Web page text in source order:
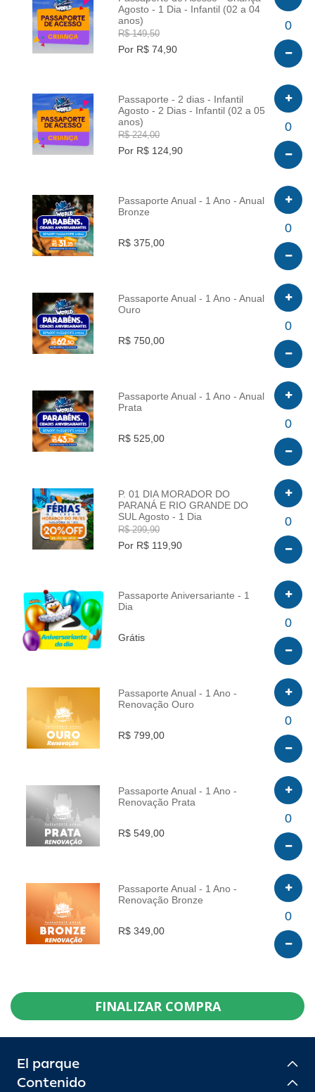
INFO
Agosto - 1 Dia - Infantil (02 a 04
anos)
R$ 149,50
Por R$ 74,90
0
INFO
Passaporte - 2 dias - Infantil
Agosto - 2 Dias - Infantil (02 a 05
anos)
R$ 224,00
Por R$ 124,90
0
INFO
Passaporte Anual - 1 Ano - Anual
Bronze
R$ 375,00
0
INFO
Passaporte Anual - 1 Ano - Anual
Ouro
R$ 750,00
0
INFO
Passaporte Anual - 1 Ano - Anual
Prata
R$ 525,00
0
INFO
P. 01 DIA MORADOR DO
PARANÁ E RIO GRANDE DO
SUL Agosto - 1 Dia
R$ 299,90
Por R$ 119,90
0
INFO
Passaporte Aniversariante - 1
Dia
Grátis
0
INFO
Passaporte Anual - 1 Ano -
Renovação Ouro
R$ 799,00
0
INFO
Passaporte Anual - 1 Ano -
Renovação Prata
R$ 549,00
0
INFO
Passaporte Anual - 1 Ano -
Renovação Bronze
R$ 349,00
0
FINALIZAR COMPRA
El parque
Contenido